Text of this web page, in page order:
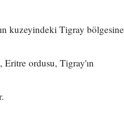
kuzeyindeki Tigray bölgesine
Eritre ordusu, Tigray'ın